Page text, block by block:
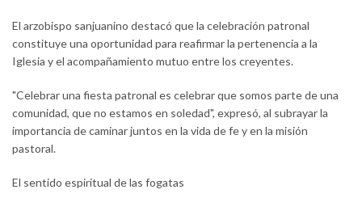
El arzobispo sanjuanino destacó que la celebración patronal
constituye una oportunidad para reafirmar la pertenencia a la
Iglesia y el acompañamiento mutuo entre los creyentes.
"Celebrar una fiesta patronal es celebrar que somos parte de una
comunidad, que no estamos en soledad", expresó, al subrayar la
importancia de caminar juntos en la vida de fe y en la misión
pastoral.
El sentido espiritual de las fogatas